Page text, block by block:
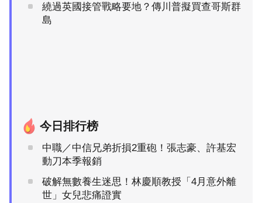
繞過英國接管戰略要地？傳川普擬買查哥斯群
島
今日排行榜
中職／中信兄弟折損2重砲！張志豪、許基宏
動刀本季報銷
破解無數養生迷思！林慶順教授「4月意外離
世」女兒悲痛證實